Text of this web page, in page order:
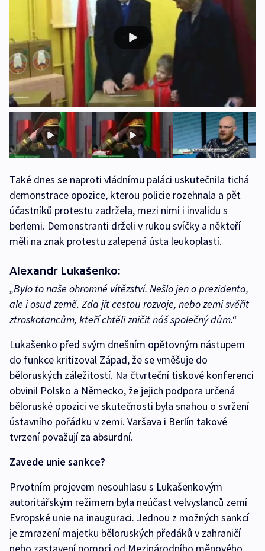
Také dnes se naproti vládnímu paláci uskutečnila tichá
demonstrace opozice, kterou policie rozehnala a pět
účastníků protestu zadržela, mezi nimi i invalidu s
berlemi. Demonstranti drželi v rukou svíčky a někteří
měli na znak protestu zalepená ústa leukoplastí.
Alexandr Lukašenko:
„Bylo to naše ohromné vítězství. Nešlo jen o prezidenta,
ale i osud země. Zda jít cestou rozvoje, nebo zemi svěřit
ztroskotancům, kteří chtěli zničit náš společný dům.“
Lukašenko před svým dnešním opětovným nástupem
do funkce kritizoval Západ, že se vměšuje do
běloruských záležitostí. Na čtvrteční tiskové konferenci
obvinil Polsko a Německo, že jejich podpora určená
běloruské opozici ve skutečnosti byla snahou o svržení
ústavního pořádku v zemi. Varšava i Berlín takové
tvrzení považují za absurdní.
Zavede unie sankce?
Prvotním projevem nesouhlasu s Lukašenkovým
autoritářským režimem byla neúčast velvyslanců zemí
Evropské unie na inauguraci. Jednou z možných sankcí
je zmrazení majetku běloruských předáků v zahraničí